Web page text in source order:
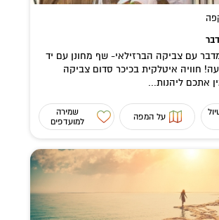
עם צביקה הברזילאי- שף מחונן עם יד
חוויה איטלקית בכיכר סדום צביקה
אתכם ליהנות...
על המפה
שמירה
למועדפים